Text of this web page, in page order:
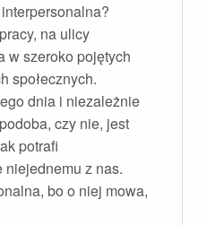
na ulicy
w szeroko pojętych
społecznych.
dnia i niezależnie
czy nie, jest
potrafi
z nas.
bo o niej mowa,